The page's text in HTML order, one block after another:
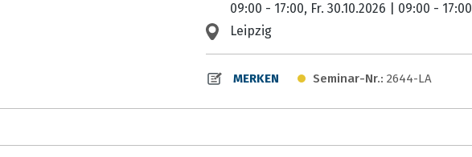
09:00 - 17:00, Fr. 30.10.2026 | 09:00 - 17:00
Leipzig
MERKEN Seminar-Nr.: 2644-LA